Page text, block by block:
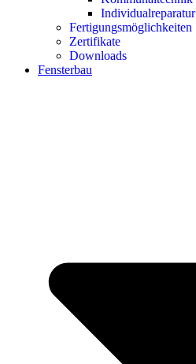
Individualreparatur
Fertigungsmöglichkeiten
Zertifikate
Downloads
Fensterbau